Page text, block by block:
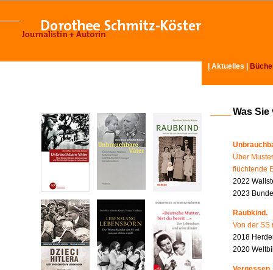
Aktuelles
Was
Über
flüchtende
2022
2023
Raubkind.
Von der SS
2018
2020